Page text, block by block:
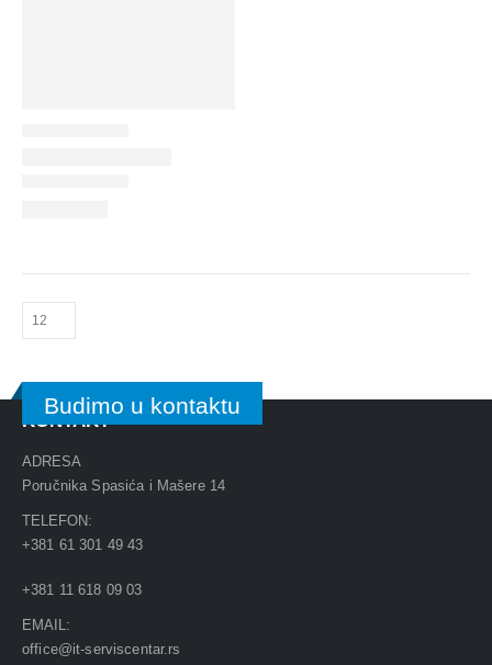
Budimo u kontaktu
KONTAKT
ADRESA
Poručnika Spasića i Mašere 14
TELEFON:
+381 61 301 49 43
+381 11 618 09 03
EMAIL:
office@it-serviscentar.rs